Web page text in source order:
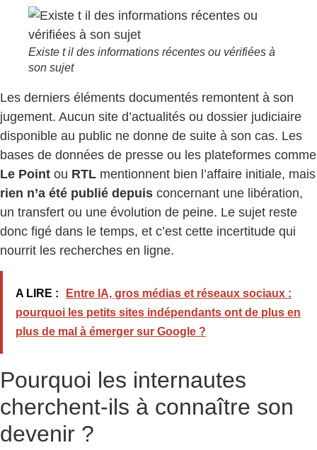
Existe t il des informations récentes ou vérifiées à
son sujet
Les derniers éléments documentés remontent à son
jugement. Aucun site d’actualités ou dossier judiciaire
disponible au public ne donne de suite à son cas. Les
bases de données de presse ou les plateformes comme
Le Point ou RTL mentionnent bien l’affaire initiale, mais
rien n’a été publié depuis concernant une libération,
un transfert ou une évolution de peine. Le sujet reste
donc figé dans le temps, et c’est cette incertitude qui
nourrit les recherches en ligne.
A LIRE :
Entre IA, gros médias et réseaux sociaux :
pourquoi les petits sites indépendants ont de plus en
plus de mal à émerger sur Google ?
Pourquoi les internautes
cherchent-ils à connaître son
devenir ?